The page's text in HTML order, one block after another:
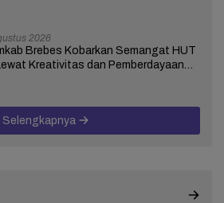
2026
Brebes Kobarkan Semangat HUT
Kreativitas dan Pemberdayaan
Selengkapnya